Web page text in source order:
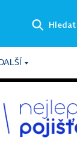
Hledat
DALŠÍ